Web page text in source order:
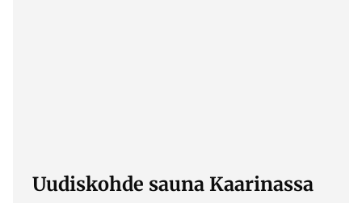
Uudiskohde sauna Kaarinassa